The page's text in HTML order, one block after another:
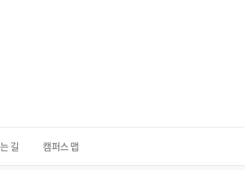
길 캠퍼스 맵